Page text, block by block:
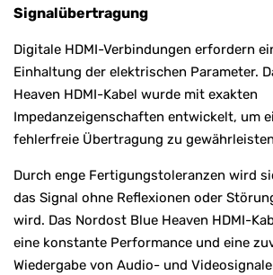
Signalübertragung
Digitale HDMI-Verbindungen erfordern
Einhaltung der elektrischen Parameter.
Heaven HDMI-Kabel wurde mit exakten
Impedanzeigenschaften entwickelt, um
fehlerfreie Übertragung zu
Durch enge Fertigungstoleranzen wird
das Signal ohne Reflexionen oder
wird. Das Nordost Blue Heaven HDMI-
eine konstante Performance und eine
Wiedergabe von Audio- und